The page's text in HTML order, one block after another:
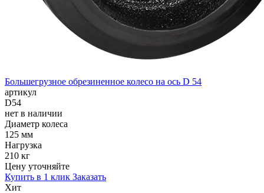
Большегрузное обрезиненное колесо на ось D 54
артикул
D54
нет в наличии
Диаметр колеса
125 мм
Нагрузка
210 кг
Цену уточняйте
Купить в 1 клик Заказать
Хит